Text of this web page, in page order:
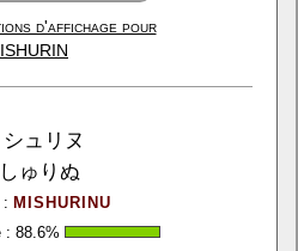
d'affichage pour
シュリヌ
ゅりぬ
: MISHURINU
: 88.6%